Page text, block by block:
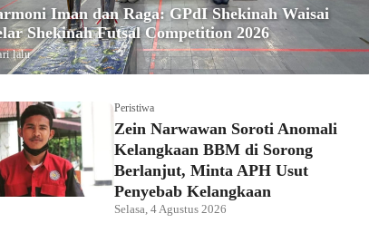
Iman dan Raga: GPdI Shekinah Waisai
Shekinah Futsal Competition 2026
lalu
Peristiwa
Zein Narwawan Soroti Anomali
Kelangkaan BBM di Sorong
Berlanjut, Minta APH Usut
Penyebab Kelangkaan
Selasa, 4 Agustus 2026